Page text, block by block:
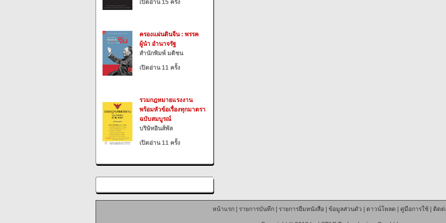
เปิดอ่าน 15 ครั้ง
ครองแผ่นดินจีน : พรรค
ผู้นำ อำนาจรัฐ
สำนักพิมพ์ มติชน
เปิดอ่าน 11 ครั้ง
รวมกฎหมายแรงงาน
พร้อมหัวข้อเรื่องทุกมาตรา
ฉบับสมบูรณ์
บริษัทอินส์พัล
เปิดอ่าน 11 ครั้ง
หน้าแรก| รายการบันทึก| รายการยืมหนังสือ ข้อมูลส่วนตัว ดาวน์โหลด คู่มือการใช้| ติดต่